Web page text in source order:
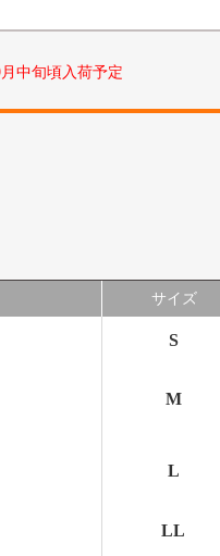
中旬頃入荷予定
サイズ
S
M
L
LL